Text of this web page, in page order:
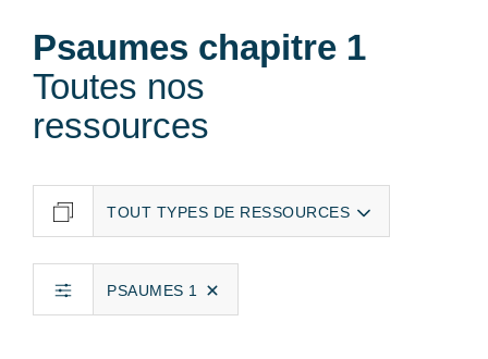
Psaumes chapitre 1
Toutes nos
ressources
PSAUMES 1